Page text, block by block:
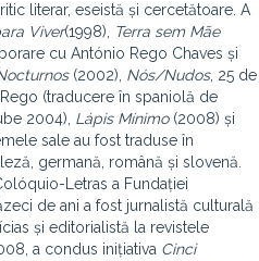
literar, eseistă și cercetătoare. A
Viver(1998),
Terra sem Mãe
cu António Rego Chaves și
(2002), Nós/Nudos, 25 de
(traducere în spaniolă de
2004), Lápis Mínimo(2008) și
sale au fost traduse în
germană, română și slovenă.
Letras a Fundației
de ani a fost jurnalistă culturală
și editorialistă la revistele
a condus inițiativa Cinci